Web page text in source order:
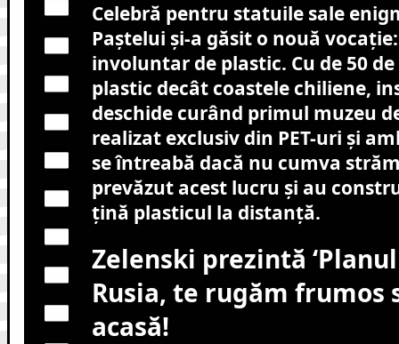
Celebră pentru statuile sale
Paștelui și-a găsit o nouă
involuntar de plastic. Cu de 50
plastic decât coastele chiliene,
deschide curând primul muzeu
realizat exclusiv din PET-uri și
se întreabă dacă nu cumva
prevăzut acest lucru și au
țină plasticul la distanță.
Zelenski prezintă
Rusia, te rugăm frumos
acasă!